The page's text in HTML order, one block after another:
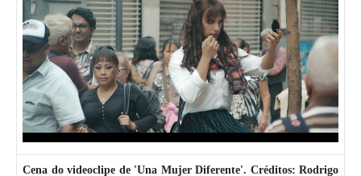
Cena do videoclipe de 'Una Mujer Diferente'. Créditos: Rodrigo